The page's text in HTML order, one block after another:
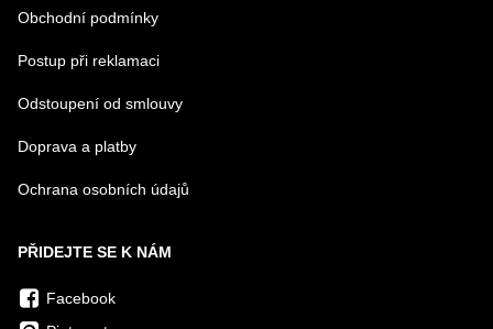
Obchodní podmínky
Postup při reklamaci
Odstoupení od smlouvy
Doprava a platby
Ochrana osobních údajů
PŘIDEJTE SE K NÁM
Facebook